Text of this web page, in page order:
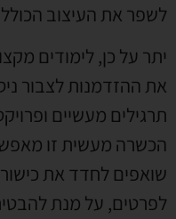
לשפר את העיצוב
יתר על כן, לימודים
את ההזדמנות לצבור
תרגילים מעשיים
הכשרה מעשית זו
שואפים לחדד את
לפרטים, על מנת